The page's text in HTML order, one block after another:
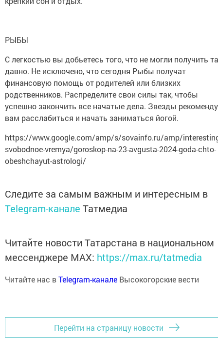
РЫБЫ
С легкостью вы добьетесь того, что не могли получить
давно. Не исключено, что сегодня Рыбы получат
финансовую помощь от родителей или близких
родственников. Распределите свои силы так, чтобы
успешно закончить все начатые дела. Звезды
вам расслабиться и начать заниматься йогой.
https://www.google.com/amp/s/sovainfo.ru/amp/
svobodnoe-vremya/goroskop-na-23-avgusta-2024-goda-chto-
obeshchayut-astrologi/
Следите за самым важным и интересным в
Telegram-канале Татмедиа
Читайте новости Татарстана в национальном
мессенджере MАХ: https://max.ru/tatmedia
Читайте нас вTelegram-канале Высокогорские вести
Перейти на страницу новости